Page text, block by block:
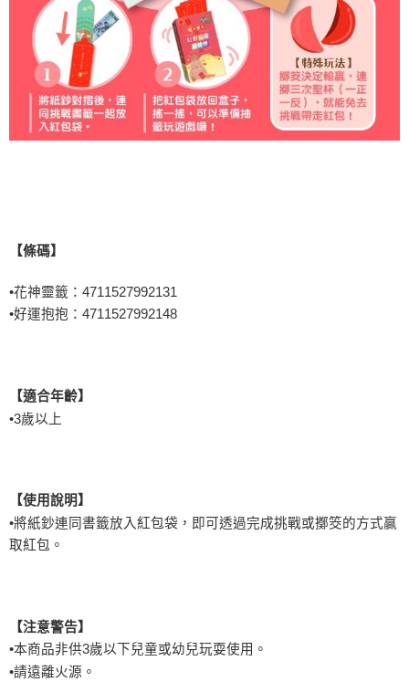
【條碼】
•花神靈籤：4711527992131
•好運抱抱：4711527992148
【適合年齡】
•3歲以上
【使用說明】
•將紙鈔連同書籤放入紅包袋，即可透過完成挑戰或擲筊的方式贏
取紅包。
【注意警告】
•本商品非供3歲以下兒童或幼兒玩耍使用。
•請遠離火源。